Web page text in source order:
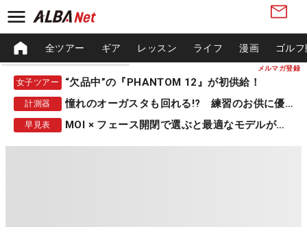
メルマガ登録
全ツアー ギア レッスン ライフ 漫画 ゴル
女子ツアー “欠品中”の『PHANTOM 12』が初供給！
計測器 憧れのオーガスタも回れる!? 練習のお供に優秀な一品
早見表 MOI × フェース開閉で選ぶと最適なモデルが見つかる